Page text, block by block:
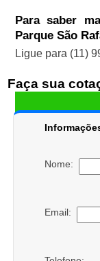
Para saber
Parque São
Ligue para (11)
Faça sua
Nome:
Email: